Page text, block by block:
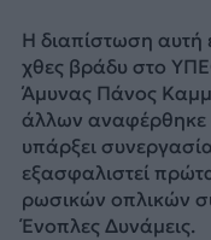
Η διαπίστωση αυτή
χθες βράδυ στο
Άμυνας Πάνος
άλλων αναφέρθηκε
υπάρξει
εξασφαλιστεί
ρωσικών οπλικών
Ένοπλες Δυνάμεις.